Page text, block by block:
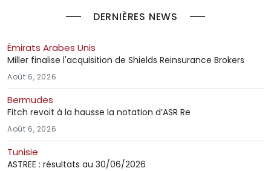
DERNIÈRES NEWS
Émirats Arabes Unis
Miller finalise l'acquisition de Shields Reinsurance Brokers
Août 6, 2026
Bermudes
Fitch revoit à la hausse la notation d’ASR Re
Août 6, 2026
Tunisie
ASTREE : résultats au 30/06/2026